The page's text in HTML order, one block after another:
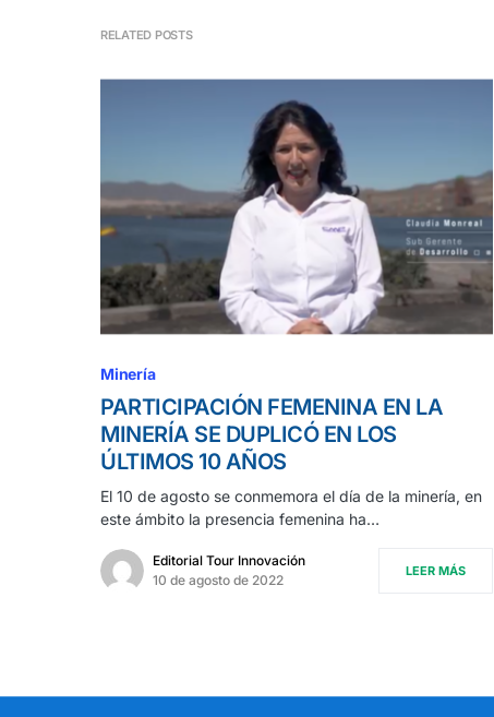
RELATED POSTS
Minería
PARTICIPACIÓN FEMENINA EN LA
MINERÍA SE DUPLICÓ EN LOS
ÚLTIMOS 10 AÑOS
El 10 de agosto se conmemora el día de la minería, en
este ámbito la presencia femenina ha…
Editorial Tour Innovación
10 de agosto de 2022
LEER MÁS